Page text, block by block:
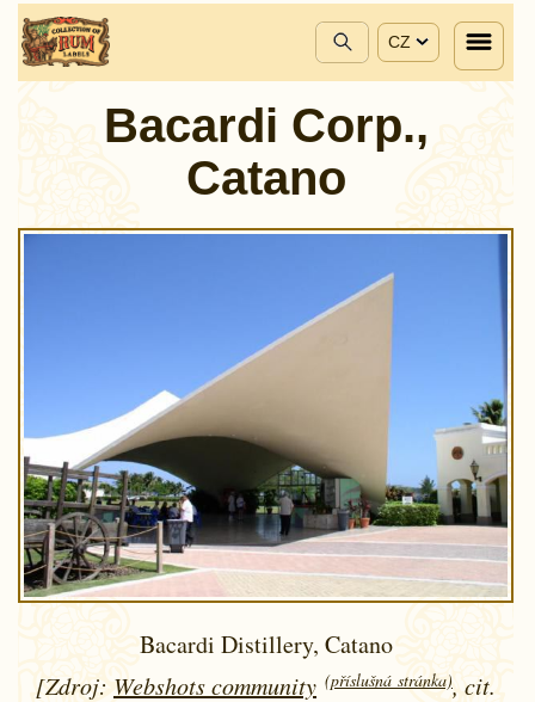
CZ
Bacardi Corp.,
Catano
Bacardi Distillery, Catano
[Zdroj: Webshots community (příslušná stránka), cit.